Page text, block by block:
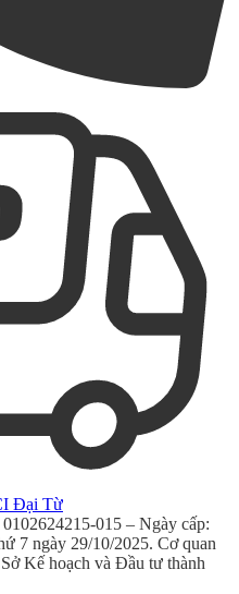
Đại Từ
015 – Ngày cấp:
7 ngày 29/10/2025. Cơ quan
Kế hoạch và Đầu tư thành